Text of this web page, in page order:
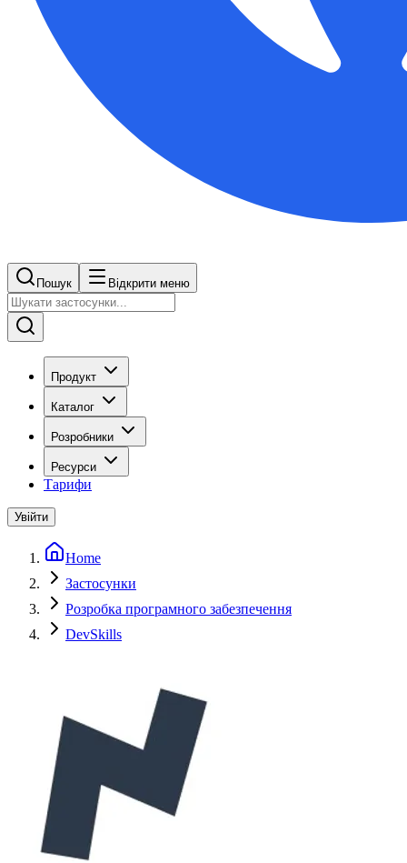
Пошук Відкрити меню
Продукт
Каталог
Розробники
Ресурси
Тарифи
Увійти
Home
Застосунки
Розробка програмного забезпечення
DevSkills